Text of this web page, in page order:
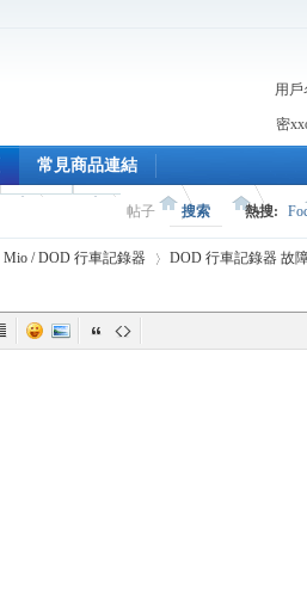
用戶
密
常見商品連結
帖子 搜索 熱搜:
Mio / DOD 行車記錄器 DOD 行車記錄器 故